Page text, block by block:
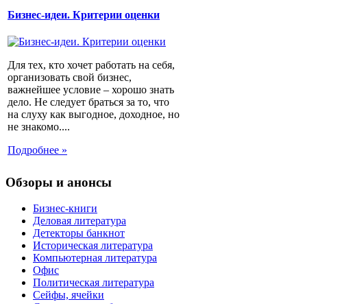
Бизнес-идеи. Критерии оценки
Для тех, кто хочет работать на себя,
организовать свой бизнес,
важнейшее условие – хорошо знать
дело. Не следует браться за то, что
на слуху как выгодное, доходное, но
не знакомо....
Подробнее »
Обзоры и анонсы
Бизнес-книги
Деловая литература
Детекторы банкнот
Историческая литература
Компьютерная литература
Офис
Политическая литература
Сейфы, ячейки